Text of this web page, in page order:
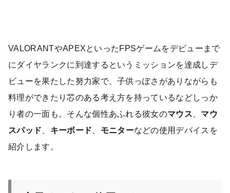
VALORANTやAPEXといったFPSゲームをデビューまで
にダイヤランクに到達するというミッションを達成しデ
ビューを果たした努力家で、子供っぽさがありながらも
料理ができたり芯のある考え方を持っているなどしっか
り者の一面も。そんな個性あふれる彼女のマウス
マウ
スパッド
キーボード モニターなどの使用デバイスを
紹介します。